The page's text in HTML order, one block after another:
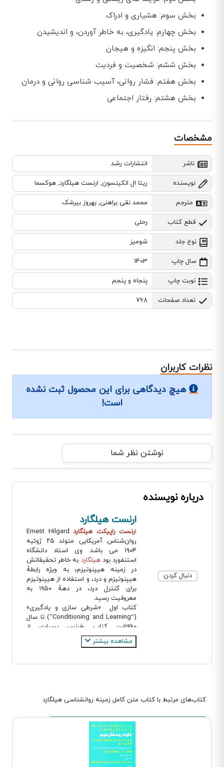
بخش سوم: هشیاری و ادراک
بخش چهارم: یادگیری، به خاطر آوردن، و اندیشیدن
بخش پنجم: انگیزه و هیجان
بخش ششم: شخصیت و فردیت
بخش هفتم: فشار روانی، آسیب شناسی روانی و درمان
بخش هشتم: رفتار اجتماعی
مشخصات
ناشر انتشارات رشد
نویسنده ریتا ال اتکینسون, ارنست هیلگارد, هوکسما
مترجم محمد نقی براهنی, بهروز بیرشک
قطع کتاب رحلی
نوع جلد شومیز
سال چاپ 1403
نوبت چاپ پنجاه و پنجم
تعداد صفحات 768
نظرات کاربران
هیچ دیدگاهی برای این محصول ثبت نشده
است!
نوشتن نظر شما
درباره نویسنده
دنبال کردن
ارنست هیلگارد
ارنست راپیکت هیلگارد Ernest Hilgard
روان‌شناس آمریکایی متولد ۲۵ ژوئیه
۱۹۰۴ می باشد. وی استاد دانشگاه
استنفورد بودهیلگارد به خاطر تحقیقاتش
در زمینه هیپنوتیزم، به ویژه رابطهٔ
هیپنوتیزم و درد، و استفاده از هیپنوتیزم
برای کنترل درد، در دههٔ ۱۹۵۰ به
معروفیت رسید.
کتاب اول «شرطی سازی و یادگیری»
(“Conditioning and Learning”) تا سال
۱۹۶۰این کتاب رفرنس بسیاری از
کتاب‌های دیگر بود.
کتاب دوم «نظریه‌های یادگیری»
رفرنس بسیاری از کتاب‌های دیگر واقع
باشد این کتاب تا ویراست چهاردهم،
فوت ارنست هیلگارد، آخرین و جدیدترین
چاپ رسید، «
اتکینسون و هیلگارد
مشاهده بیشتر
کتاب‌های مرتبط با کتاب متن کامل زمینه روانشناسی هیلگارد